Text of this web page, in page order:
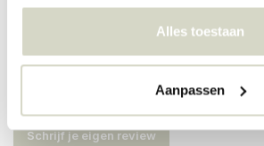
Alles toestaan
Aanpassen
Er zijn nog geen reviews geschreven over
Schrijf je eigen review